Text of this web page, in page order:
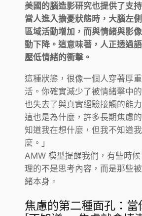
美國的腦造影研究也提供了支
當人進入擔憂狀態時，大腦左
區域活動增加，而與情緒與影
動下降。這意味著，人正透過
壓低情緒的衝擊。
這種狀態，很像一個人穿著厚
活。你確實減少了被情緒擊中
也失去了與真實經驗接觸的能力
這也是為什麼，許多長期焦慮
知道我在想什麼，但我不知道
麼。」
AMW 模型提醒我們，有些時
理的不是思考內容，而是那些
緒本身。
焦慮的第二種面孔：當